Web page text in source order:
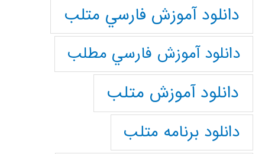
دانلود آموزش فارسي متلب
دانلود آموزش فارسي مطلب
دانلود آموزش متلب
دانلود برنامه متلب